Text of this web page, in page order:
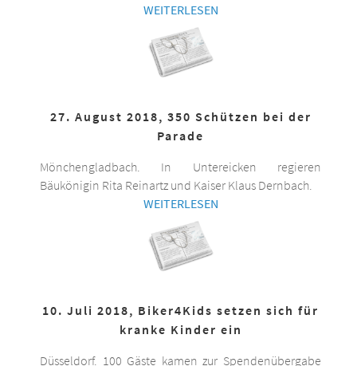
WEITERLESEN
27. August 2018, 350 Schützen bei der
Parade
Mönchengladbach. In Untereicken regieren
Bäukönigin Rita Reinartz und Kaiser Klaus Dernbach.
WEITERLESEN
10. Juli 2018, Biker4Kids setzen sich für
kranke Kinder ein
Düsseldorf. 100 Gäste kamen zur Spendenübergabe